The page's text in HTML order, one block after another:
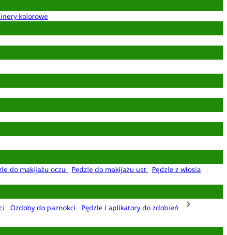
kolorowe
do makijażu oczu Pędzle do makijażu ust
Pędzle z włosia
Ozdoby do paznokci
Pędzle i aplikatory do zdobień